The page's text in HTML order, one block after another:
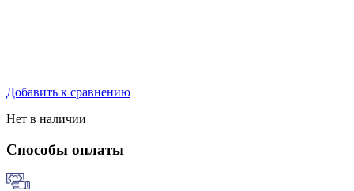
Добавить к сравнению
Нет в наличии
Способы оплаты